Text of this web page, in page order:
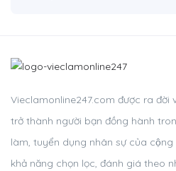
Vieclamonline247.com được ra
trở thành người bạn đồng hành
làm, tuyển dụng nhân sự của cộng
khả năng chọn lọc, đánh giá theo